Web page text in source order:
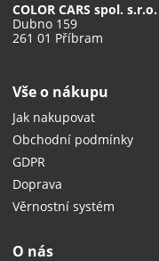
COLOR CARS spol. s.r.o.
Dubno 159
261 01 Příbram
Vše o nákupu
Jak nakupovat
Obchodní podmínky
GDPR
Doprava
Věrnostní systém
O nás